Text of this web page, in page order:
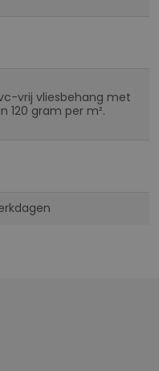
vrij vliesbehang met
120 gram per m².